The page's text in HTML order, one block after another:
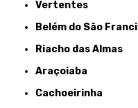
Vertentes
Belém do São
Riacho das Almas
Araçoiaba
Cachoeirinha